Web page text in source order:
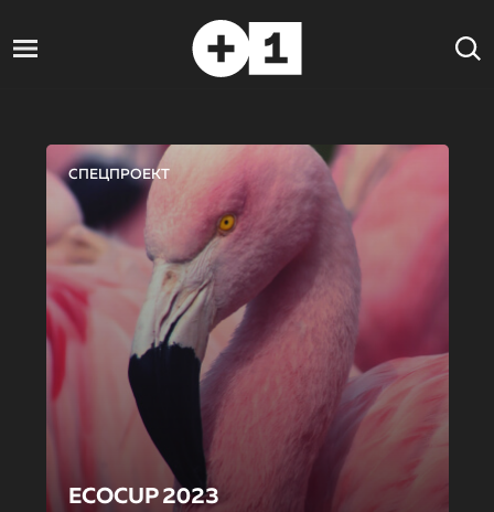
СПЕЦПРОЕКТ
ECOCUP 2023